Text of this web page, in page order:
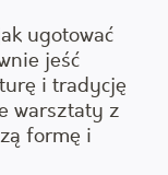
ugotować
jeść
i tradycję
warsztaty z
formę i